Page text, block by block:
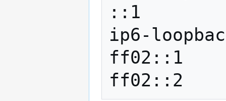
::1
ip6-
ff02::1